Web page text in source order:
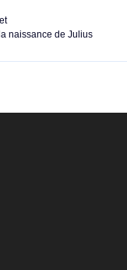
naissance de Julius